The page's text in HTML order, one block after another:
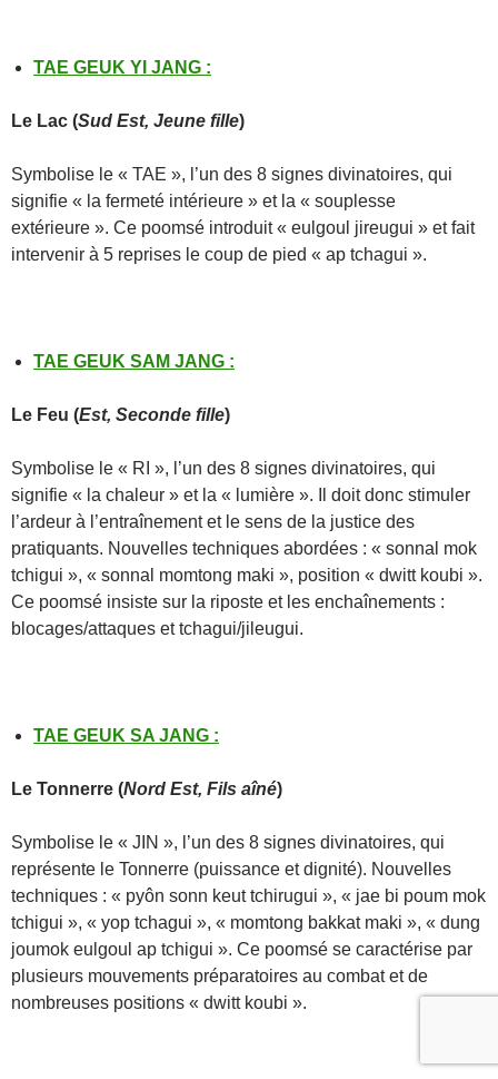
TAE GEUK YI JANG :
Le Lac (Sud Est, Jeune fille)
Symbolise le « TAE », l’un des 8 signes divinatoires, qui
signifie « la fermeté intérieure » et la « souplesse
extérieure ». Ce poomsé introduit « eulgoul jireugui » et fait
intervenir à 5 reprises le coup de pied « ap tchagui ».
TAE GEUK SAM JANG :
Le Feu (Est, Seconde fille)
Symbolise le « RI », l’un des 8 signes divinatoires, qui
signifie « la chaleur » et la « lumière ». Il doit donc stimuler
l’ardeur à l’entraînement et le sens de la justice des
pratiquants. Nouvelles techniques abordées : « sonnal mok
tchigui », « sonnal momtong maki », position « dwitt koubi ».
Ce poomsé insiste sur la riposte et les enchaînements :
blocages/attaques et tchagui/jileugui.
TAE GEUK SA JANG :
Le Tonnerre (Nord Est, Fils aîné)
Symbolise le « JIN », l’un des 8 signes divinatoires, qui
représente le Tonnerre (puissance et dignité). Nouvelles
techniques : « pyôn sonn keut tchirugui », « jae bi poum mok
tchigui », « yop tchagui », « momtong bakkat maki », « dung
joumok eulgoul ap tchigui ». Ce poomsé se caractérise par
plusieurs mouvements préparatoires au combat et de
nombreuses positions « dwitt koubi ».